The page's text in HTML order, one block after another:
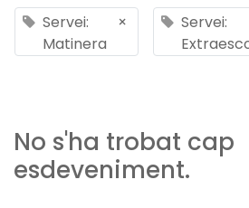
Servei:
Matinera
×
Servei:
No s'ha trobat cap
esdeveniment.